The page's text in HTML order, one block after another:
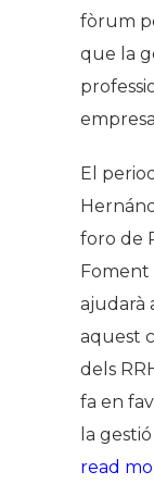
fòrum
que la
El
foro de
Foment
ajudarà
aquest
dels
fa en
la
read